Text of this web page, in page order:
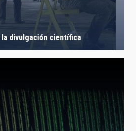
divulgación científica